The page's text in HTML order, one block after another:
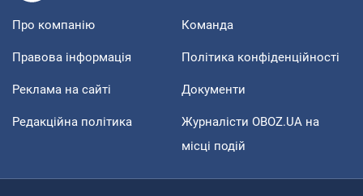
Про компанію Команда
Правова інформація Політика конфіденційності
Реклама на сайті Документи
Редакційна політика
Журналісти OBOZ.UA на
місці подій